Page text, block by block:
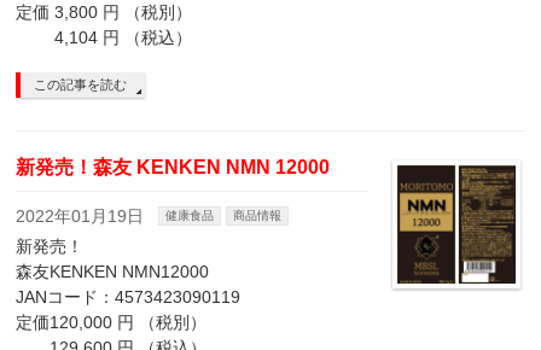
定価 3,800 円 （税別）
4,104 円 （税込）
この記事を読む
新発売！森友 KENKEN NMN 12000
2022年01月19日 健康食品 商品情報
新発売！
森友KENKEN NMN12000
JANコード：4573423090119
定価120,000 円 （税別）